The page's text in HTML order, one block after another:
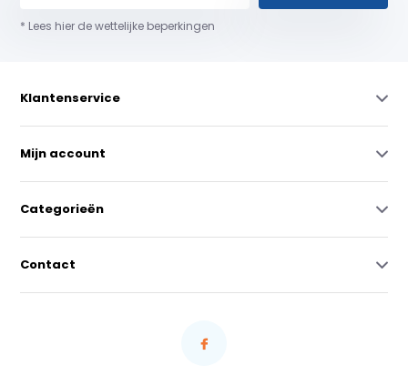
* Lees hier de wettelijke beperkingen
Klantenservice
Mijn account
Categorieën
Contact